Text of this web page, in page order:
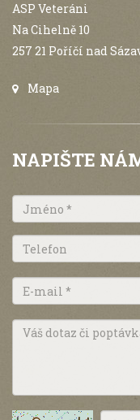
ASP Veteráni
Na Cihelně 10
257 21 Poříčí nad
Mapa
NAPIŠTE